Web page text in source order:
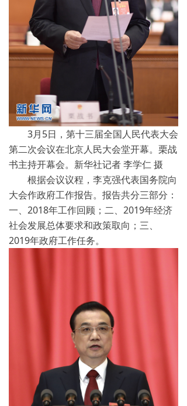
3月5日，第十三届全国人民代表大会
第二次会议在北京人民大会堂开幕。栗战
书主持开幕会。新华社记者 李学仁 摄
根据会议议程，李克强代表国务院向
大会作政府工作报告。报告共分三部分：
一、2018年工作回顾；二、2019年经济
社会发展总体要求和政策取向；三、
2019年政府工作任务。